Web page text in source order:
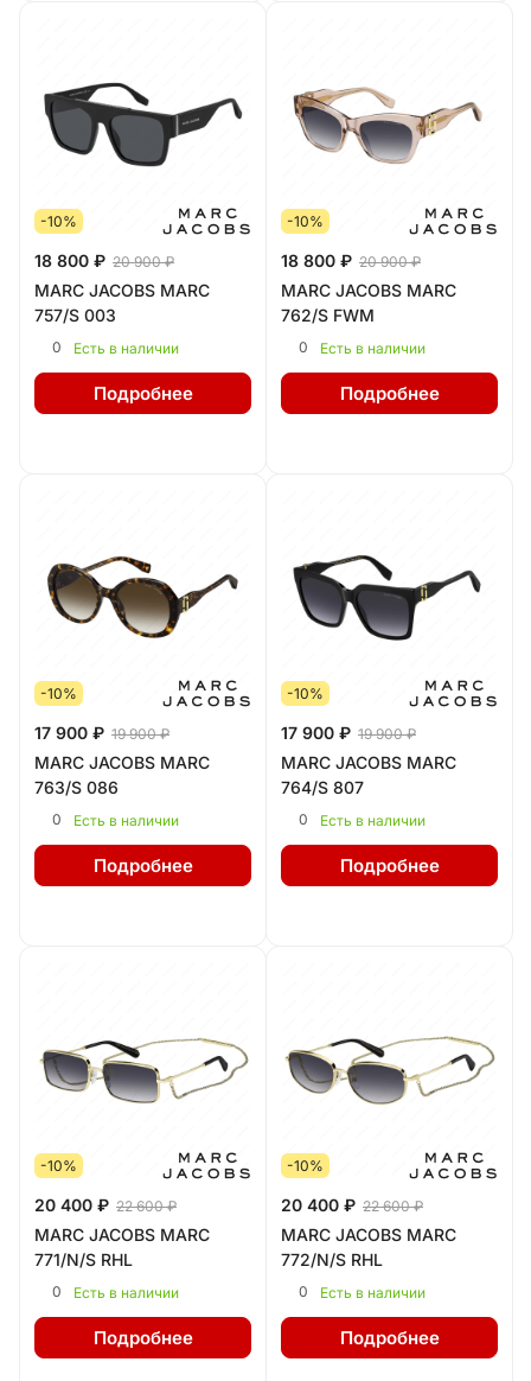
-10%
18 800 ₽ 20 900 ₽
MARC JACOBS MARC
757/S 003
0 Есть в наличии
Подробнее
-10%
18 800 ₽ 20 900 ₽
MARC JACOBS MARC
762/S FWM
0 Есть в наличии
Подробнее
-10%
17 900 ₽ 19 900 ₽
MARC JACOBS MARC
763/S 086
0 Есть в наличии
Подробнее
-10%
17 900 ₽ 19 900 ₽
MARC JACOBS MARC
764/S 807
0 Есть в наличии
Подробнее
-10%
20 400 ₽ 22 600 ₽
MARC JACOBS MARC
771/N/S RHL
0 Есть в наличии
Подробнее
-10%
20 400 ₽ 22 600 ₽
MARC JACOBS MARC
772/N/S RHL
0 Есть в наличии
Подробнее